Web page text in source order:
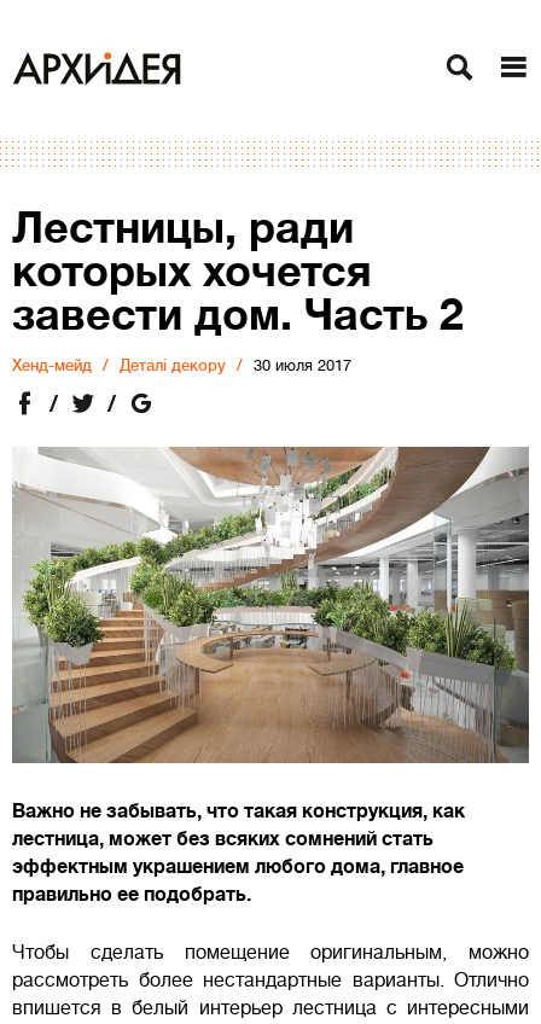
Лестницы, ради
которых хочется
завести дом. Часть 2
Хенд-мейд Деталі декору 30 июля 2017
Важно не забывать, что такая конструкция, как
лестница, может без всяких сомнений стать
эффектным украшением любого дома, главное
правильно ее подобрать.
Чтобы сделать помещение оригинальным, можно
рассмотреть более нестандартные варианты. Отлично
впишется в белый интерьер лестница с интересными